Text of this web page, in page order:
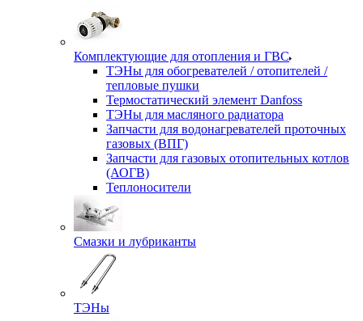
Комплектующие для отопления и ГВС
ТЭНы для обогревателей / отопителей /
тепловые пушки
Термостатический элемент Danfoss
ТЭНы для масляного радиатора
Запчасти для водонагревателей проточных
газовых (ВПГ)
Запчасти для газовых отопительных котлов
(АОГВ)
Теплоносители
Смазки и лубриканты
ТЭНы